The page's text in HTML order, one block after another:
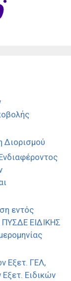
Διορισμού
εντός
ΕΙΔΙΚΗΣ
Εξετ. ΓΕΛ,
Ειδικών